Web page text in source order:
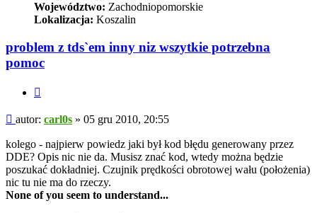
Województwo: Zachodniopomorskie
Lokalizacja: Koszalin
problem z tds`em inny niz wszytkie potrzebna
pomoc
Post
autor: carl0s » 05 gru 2010, 20:55
kolego - najpierw powiedz jaki był kod błędu generowany przez
DDE? Opis nic nie da. Musisz znać kod, wtedy można będzie
poszukać dokładniej. Czujnik prędkości obrotowej wału (położenia)
nic tu nie ma do rzeczy.
None of you seem to understand...